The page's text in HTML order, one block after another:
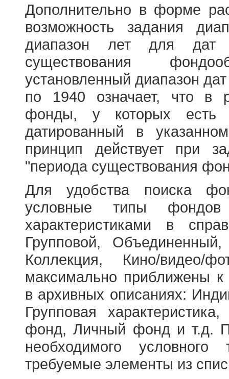
Дополнительно в форме
возможность задания
диапазон лет для
существования
установленный диапазон
по 1940 означает, что в
фонды, у которых есть
датированный в
принцип действует при
"периода существования
Для удобства поиска
условные типы
характеристиками в
Групповой,
Коллекция, Кино/
максимально приближены
в архивных описаниях:
Групповая
фонд, Личный фонд и т.д.
необходимого
требуемые элементы из